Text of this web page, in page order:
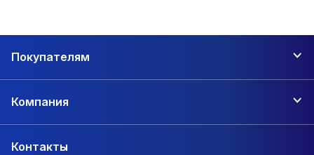
Покупателям
Компания
Контакты